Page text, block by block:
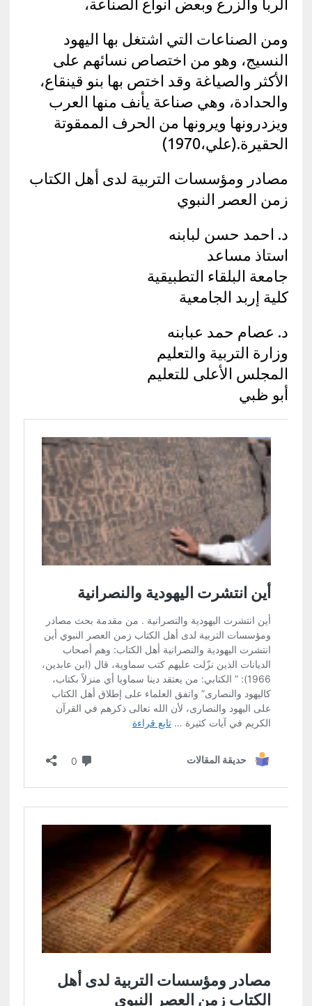
الربا والزرع وبعض أنواع الصناعة،
ومن الصناعات التي اشتغل بها اليهود
النسيج، وهو من اختصاص نسائهم على
الأكثر والصياغة وقد اختص بها بنو قينقاع،
والحدادة، وهي صناعة يأنف منها العرب
ويزدرونها ويرونها من الحرف الممقوتة
الحقيرة.(علي،1970)
مصادر ومؤسسات التربية لدى أهل الكتاب
زمن العصر النبوي
د. احمد حسن لبابنه
استاذ مساعد
جامعة البلقاء التطبيقية
كلية إربد الجامعية
د. عصام حمد عبابنه
وزارة التربية والتعليم
المجلس الأعلى للتعليم
أبو ظبي